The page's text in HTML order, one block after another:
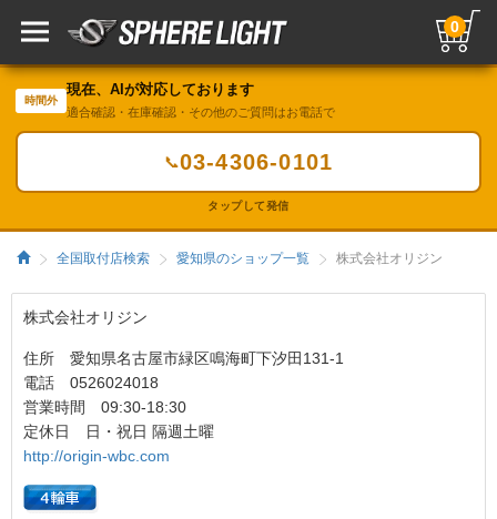
0
時間外
現在、AIが対応しております
適合確認・在庫確認・その他のご質問はお電話で
📞03-4306-0101
タップして発信
全国取付店検索 愛知県のショップ一覧 株式会社オリジン
株式会社オリジン
住所 愛知県名古屋市緑区鳴海町下汐田131-1
電話 0526024018
営業時間 09:30-18:30
定休日 日・祝日 隔週土曜
http://origin-wbc.com